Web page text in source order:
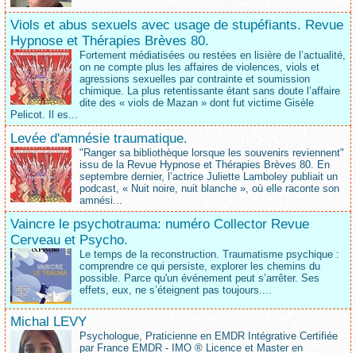
Viols et abus sexuels avec usage de stupéfiants. Revue
Hypnose et Thérapies Brèves 80.
Fortement médiatisées ou restées en lisière de l’actualité,
on ne compte plus les affaires de violences, viols et
agressions sexuelles par contrainte et soumission
chimique. La plus retentissante étant sans doute l’affaire
dite des « viols de Mazan » dont fut victime Gisèle
Pelicot. Il es...
Levée d'amnésie traumatique.
"Ranger sa bibliothèque lorsque les souvenirs reviennent"
issu de la Revue Hypnose et Thérapies Brèves 80. En
septembre dernier, l’actrice Juliette Lamboley publiait un
podcast, « Nuit noire, nuit blanche », où elle raconte son
amnési...
Vaincre le psychotrauma: numéro Collector Revue
Cerveau et Psycho.
Le temps de la reconstruction. Traumatisme psychique :
comprendre ce qui persiste, explorer les chemins du
possible. Parce qu'un événement peut s’arrêter. Ses
effets, eux, ne s’éteignent pas toujours....
Michal LEVY
Psychologue, Praticienne en EMDR Intégrative Certifiée
par France EMDR - IMO ® Licence et Master en